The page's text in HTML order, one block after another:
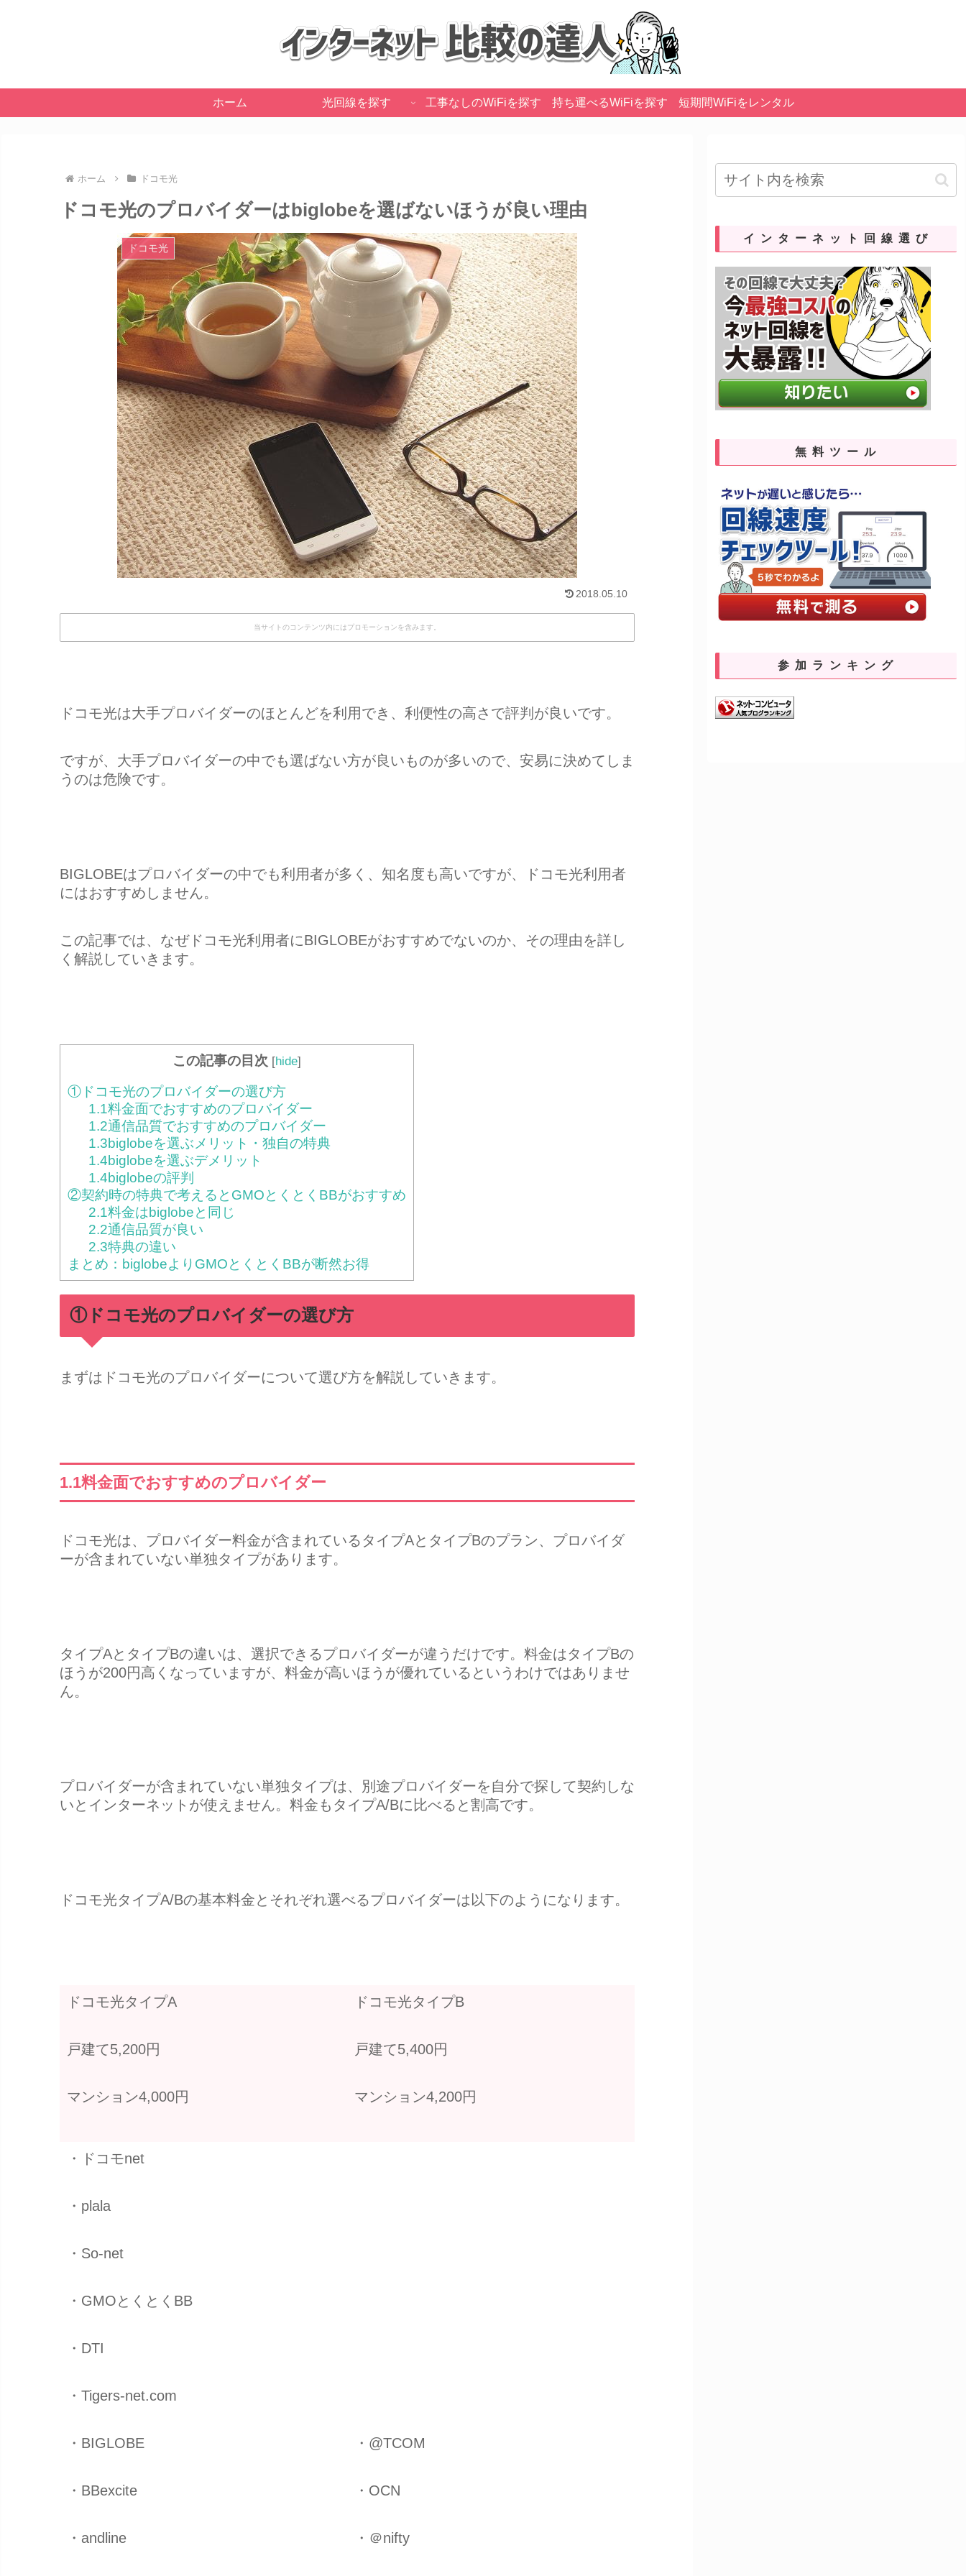
ホーム 光回線を探す 工事なしのWiFiを探す 持ち運べるWiFiを探す 短期間WiFiをレンタル
ホーム ドコモ光
ドコモ光のプロバイダーはbiglobeを選ばないほうが良い理由
ドコモ光
2018.05.10
当サイトのコンテンツ内にはプロモーションを含みます。
ドコモ光は大手プロバイダーのほとんどを利用でき、利便性の高さで評判が良いです。
ですが、大手プロバイダーの中でも選ばない方が良いものが多いので、安易に決めてしま
うのは危険です。
BIGLOBEはプロバイダーの中でも利用者が多く、知名度も高いですが、ドコモ光利用者
にはおすすめしません。
この記事では、なぜドコモ光利用者にBIGLOBEがおすすめでないのか、その理由を詳し
く解説していきます。
この記事の目次 [hide]
①ドコモ光のプロバイダーの選び方
1.1料金面でおすすめのプロバイダー
1.2通信品質でおすすめのプロバイダー
1.3biglobeを選ぶメリット・独自の特典
1.4biglobeを選ぶデメリット
1.4biglobeの評判
②契約時の特典で考えるとGMOとくとくBBがおすすめ
2.1料金はbiglobeと同じ
2.2通信品質が良い
2.3特典の違い
まとめ：biglobeよりGMOとくとくBBが断然お得
①ドコモ光のプロバイダーの選び方
まずはドコモ光のプロバイダーについて選び方を解説していきます。
1.1料金面でおすすめのプロバイダー
ドコモ光は、プロバイダー料金が含まれているタイプAとタイプBのプラン、プロバイダ
ーが含まれていない単独タイプがあります。
タイプAとタイプBの違いは、選択できるプロバイダーが違うだけです。料金はタイプBの
ほうが200円高くなっていますが、料金が高いほうが優れているというわけではありませ
ん。
プロバイダーが含まれていない単独タイプは、別途プロバイダーを自分で探して契約しな
いとインターネットが使えません。料金もタイプA/Bに比べると割高です。
ドコモ光タイプA/Bの基本料金とそれぞれ選べるプロバイダーは以下のようになります。
ドコモ光タイプA
戸建て5,200円
マンション4,000円
ドコモ光タイプB
戸建て5,400円
マンション4,200円
・ドコモnet
・plala
・So-net
・GMOとくとくBB
・DTI
・Tigers-net.com
・BIGLOBE
・BBexcite
・andline
・@TCOM
・OCN
・＠nifty
インターネット回線選び
無料ツール
参加ランキング